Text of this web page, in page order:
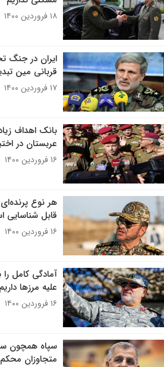
۱۸ فروردین ۱۴۰۰
ایران در جنگ
قربانی مین
۱۷ فروردین ۱۴۰۰
بانک اهداف
عربستان در
۱۶ فروردین ۱۴۰۰
هر نوع پرنده‌ای
قابل شناسایی
۱۶ فروردین ۱۴۰۰
آمادگی کامل
علیه مرزها داریم
۱۶ فروردین ۱۴۰۰
سپاه همچون
متجاوزان